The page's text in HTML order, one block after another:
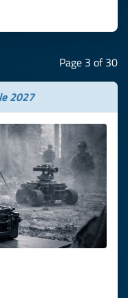
Page 3 of 30
2027